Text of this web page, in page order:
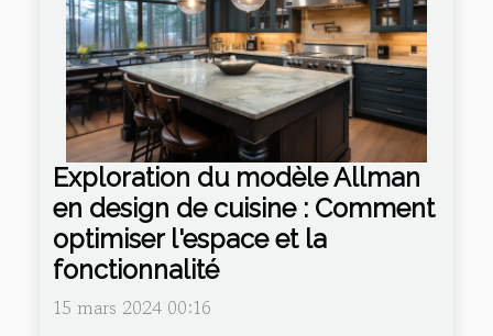
Exploration du modèle Allman
en design de cuisine : Comment
optimiser l'espace et la
fonctionnalité
15 mars 2024 00:16